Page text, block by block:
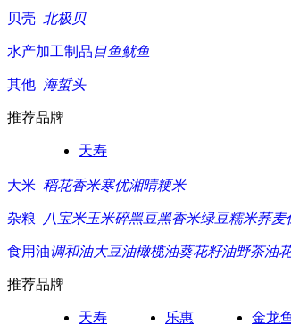
贝壳 北极贝
水产加工制品目鱼鱿鱼
其他 海蜇头
推荐品牌
天寿
大米 稻花香米寒优湘晴粳米
杂粮 八宝米玉米碎黑豆黑香米绿豆糯米荞麦
食用油调和油大豆油橄榄油葵花籽油野茶油
推荐品牌
天寿 乐惠 金龙鱼